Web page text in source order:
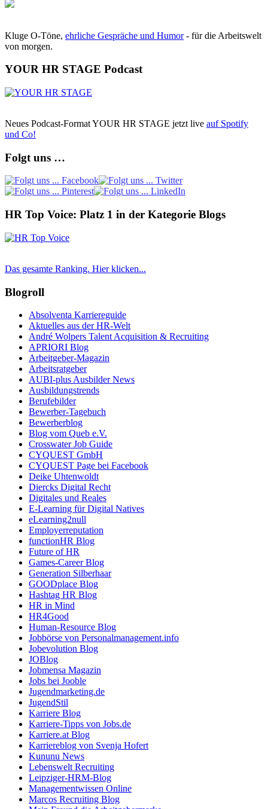
Kluge O-Töne, ehrliche Gespräche und Humor- für die Arbeitswelt
von morgen.
YOUR HR STAGE Podcast
Neues Podcast-Format YOUR HR STAGE jetzt live auf Spotify
und Co!
Folgt uns …
HR Top Voice: Platz 1 in der Kategorie Blogs
Das gesamte Ranking. Hier klicken...
Blogroll
Absolventa Karriereguide
Aktuelles aus der HR-Welt
André Wolpers Talent Acquisition & Recruiting
APRIORI Blog
Arbeitgeber-Magazin
Arbeitsratgeber
AUBI-plus Ausbilder News
Ausbildungstrends
Berufebilder
Bewerber-Tagebuch
Bewerberblog
Blog vom Queb e.V.
Crosswater Job Guide
CYQUEST GmbH
CYQUEST Page bei Facebook
Deike Uhtenwoldt
Diercks Digital Recht
Digitales und Reales
E-Learning für Digital Natives
eLearning2null
Employerreputation
functionHR Blog
Future of HR
Games-Career Blog
Generation Silberhaar
GOODplace Blog
Hashtag HR Blog
HR in Mind
HR4Good
Human-Resource Blog
Jobbörse von Personalmanagement.info
Jobevolution Blog
JOBlog
Jobmensa Magazin
Jobs bei Jooble
Jugendmarketing.de
JugendStil
Karriere Blog
Karriere-Tipps von Jobs.de
Karriere.at Blog
Karriereblog von Svenja Hofert
Kununu News
Lebenswelt Recruiting
Leipziger-HRM-Blog
Managementwissen Online
Marcos Recruiting Blog